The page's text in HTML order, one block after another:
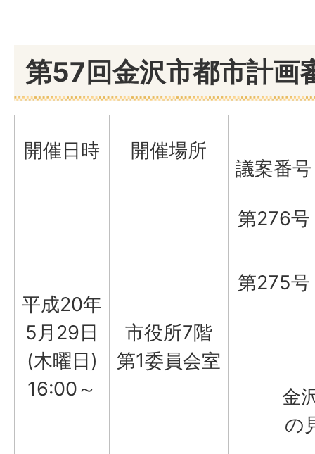
第57回金沢市都市計画
開催日時 開催場所
議案番号
平成20年
5月29日
(木曜日)
16:00～
市役所7階
第1委員会室
第276号
第275号
金
の